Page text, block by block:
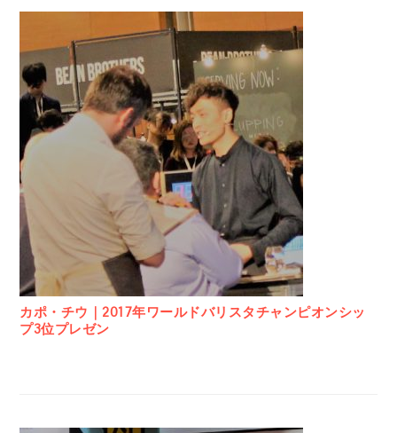
カポ・チウ｜2017年ワールドバリスタチャンピオンシッ
プ3位プレゼン